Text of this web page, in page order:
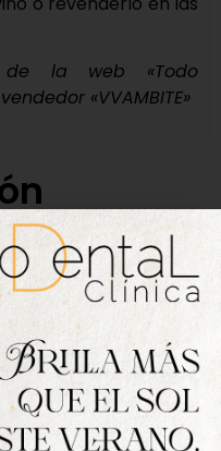
de la web «Todo
«VVAMBITE»
edición de
clic sobre la